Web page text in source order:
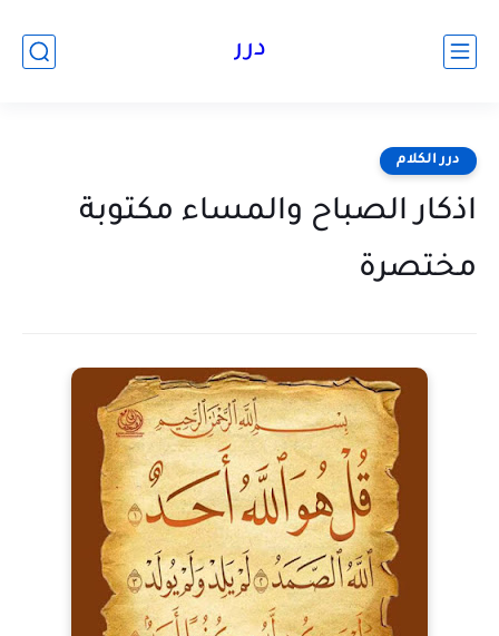
درر
درر الكلام
اذكار الصباح والمساء مكتوبة
مختصرة